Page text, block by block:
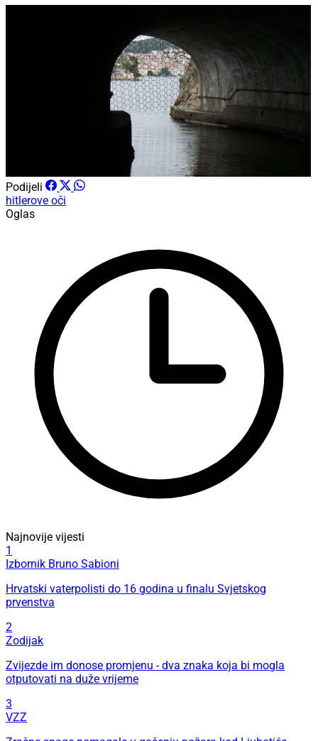
Podijeli
hitlerove oči
Oglas
Najnovije vijesti
1
Izbornik Bruno Sabioni
Hrvatski vaterpolisti do 16 godina u finalu Svjetskog
prvenstva
2
Zodijak
Zvijezde im donose promjenu - dva znaka koja bi mogla
otputovati na duže vrijeme
3
VZZ